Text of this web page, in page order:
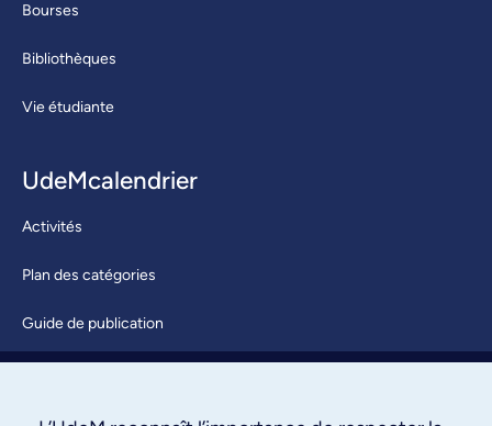
Bourses
Bibliothèques
Vie étudiante
UdeMcalendrier
Activités
Plan des catégories
Guide de publication
À propos / Nous joindre